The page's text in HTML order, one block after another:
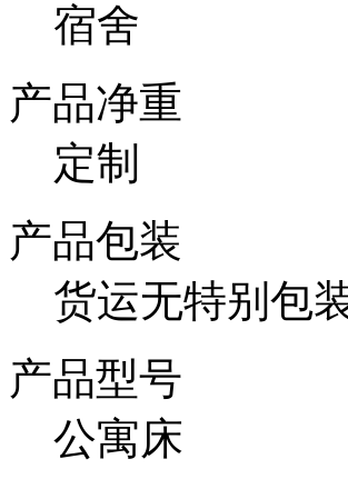
宿舍
产品净重
定制
产品包装
货运无特别包
产品型号
公寓床